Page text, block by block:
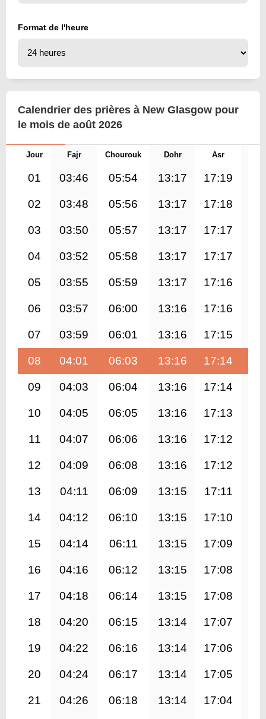
Format de l'heure
Calendrier des prières à New Glasgow pour
le mois de août 2026
Jour Fajr Chourouk Dohr Asr
01 03:46 05:54 13:17 17:19
02 03:48 05:56 13:17 17:18
03 03:50 05:57 13:17 17:17
04 03:52 05:58 13:17 17:17
05 03:55 05:59 13:17 17:16
06 03:57 06:00 13:16 17:16
07 03:59 06:01 13:16 17:15
08 04:01 06:03 13:16 17:14
09 04:03 06:04 13:16 17:14
10 04:05 06:05 13:16 17:13
11 04:07 06:06 13:16 17:12
12 04:09 06:08 13:16 17:12
13 04:11 06:09 13:15 17:11
14 04:12 06:10 13:15 17:10
15 04:14 06:11 13:15 17:09
16 04:16 06:12 13:15 17:08
17 04:18 06:14 13:15 17:08
18 04:20 06:15 13:14 17:07
19 04:22 06:16 13:14 17:06
20 04:24 06:17 13:14 17:05
21 04:26 06:18 13:14 17:04